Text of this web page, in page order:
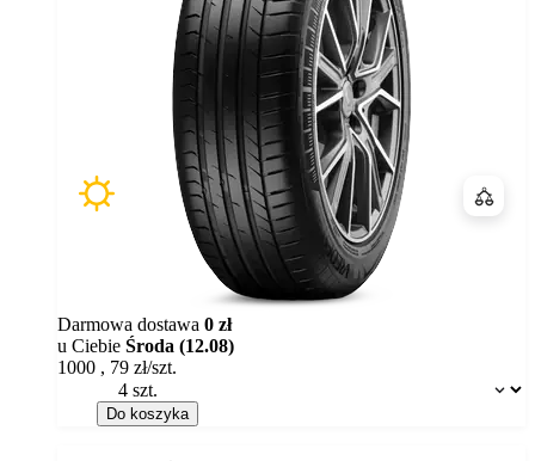
Dostępność:
Darmowa dostawa 0 zł
u Ciebie Środa (12.08)
1000 , 79 zł/szt.
Do koszyka